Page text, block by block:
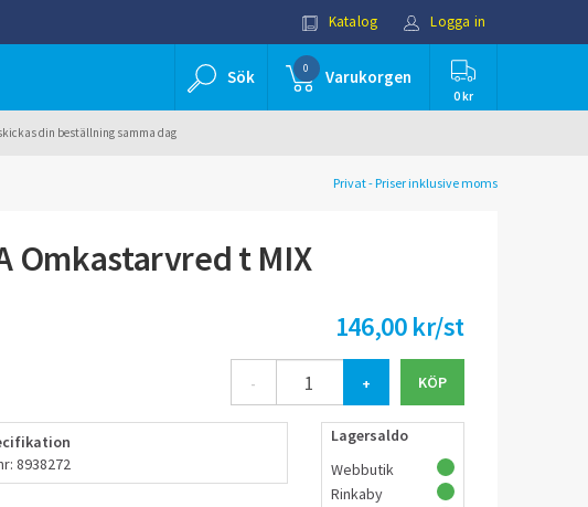
Katalog Logga in
Sök 0 Varukorgen
0 kr
din beställning samma dag
Privat - Priser inklusive moms
Omkastarvred t MIX
146,00 kr/st
- +
8938272
Lagersaldo
Webbutik
Rinkaby